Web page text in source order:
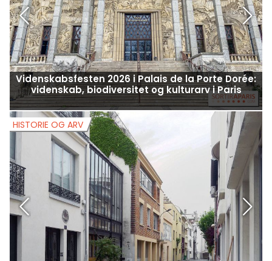
Videnskabsfesten 2026 i Palais de la Porte Dorée:
videnskab, biodiversitet og kulturarv i Paris
HISTORIE OG ARV